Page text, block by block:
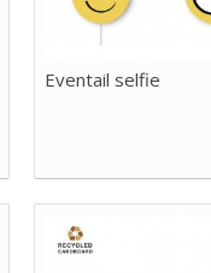
Eventail selfie